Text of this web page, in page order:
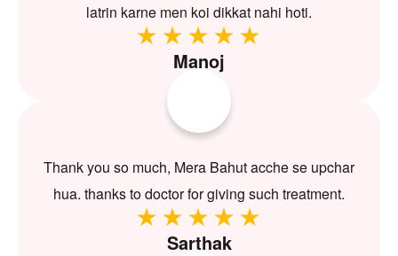
latrin karne men koi dikkat nahi hoti.
Manoj
Thank you so much, Mera Bahut acche se upchar
hua. thanks to doctor for giving such treatment.
Sarthak